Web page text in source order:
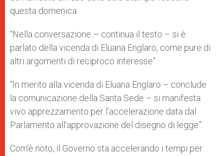
questa domenica.
“Nella conversazione – continua il testo – si è
parlato della vicenda di Eluana Englaro, come pure di
altri argomenti di reciproco interesse”.
“In merito alla vicenda di Eluana Englaro – conclude
la comunicazione della Santa Sede – si manifesta
vivo apprezzamento per l’accelerazione data dal
Parlamento all’approvazione del disegno di legge”.
Com’è noto, il Governo sta accelerando i tempi per